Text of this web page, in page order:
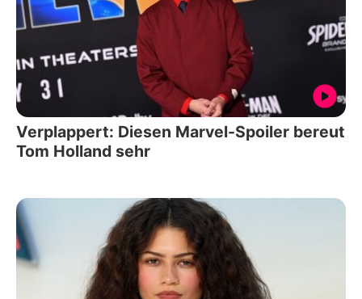
Verplappert: Diesen Marvel-Spoiler bereut
Tom Holland sehr